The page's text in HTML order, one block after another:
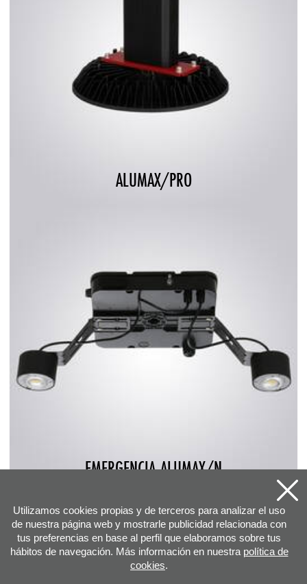
ALUMAX/PRO
EMERGENCIA ALUMAX/N
Utilizamos cookies propias y de terceros para analizar el uso
de nuestra página web y mostrarle publicidad relacionada con
tus preferencias en base al perfil que elaboramos sobre tus
hábitos de navegación. Más información en nuestra política de
cookies.